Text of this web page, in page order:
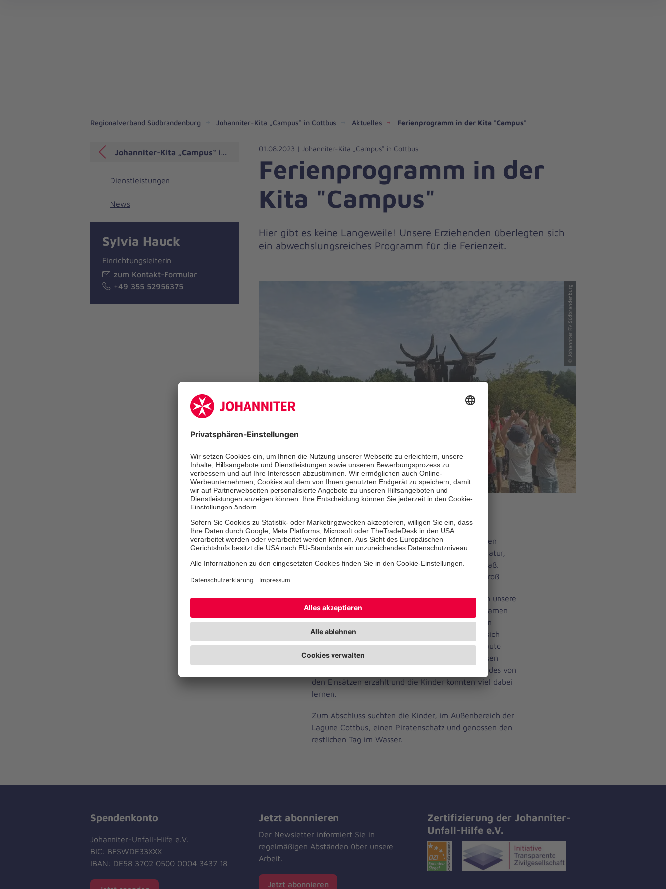
Regionalverband Südbrandenburg Johanniter-Kita „Campus“ in Cottbus Aktuelles Ferienprogramm in der Kita "Campus"
01.08.2023 | Johanniter-Kita „Campus“ in Cottbus
Ferienprogramm in der
Kita "Campus"
Hier gibt es keine Langeweile! Unsere Erziehenden überlegten sich
ein abwechslungsreiches Programm für die Ferienzeit.
© Johanniter RV Südbrandenburg
In der ersten Woche stand das Thema Natur im
Vordergrund. Mit dem Bus fuhren die Kinder zu den
Aueroxen nach Dissen. Hier erkundeten sie die Natur,
tobten, malten Bilder und hatten einen Riesenspaß.
Abschließend gab es ein Picknick für Klein und Groß.
In der darauffolgenden Woche beschäftigten sich unsere
Schützlinge mit dem Thema Notdienste. Wir bekamen
Besuch von der Feuerwehr, der Polizei und einem
Johanniter-Rettungswagen. Die Kinder konnten sich
selber am Feuerlöscher ausprobieren, im Polizeiauto
sitzen und sich im Rettungswagen den Puls messen
lassen. Es wurden viele Fragen gestellt, Spannendes von
den Einsätzen erzählt und die Kinder konnten viel dabei
lernen.
Zum Abschluss suchten die Kinder, im Außenbereich der
Lagune Cottbus, einen Piratenschatz und genossen den
restlichen Tag im Wasser.
Johanniter-Kita „Campus“ in Cottbus
Dienstleistungen
News
Sylvia Hauck
Einrichtungsleiterin
zum Kontakt-Formular
+49 355 52956375
Spendenkonto
Johanniter-Unfall-Hilfe e.V.
BIC: BFSWDE33XXX
IBAN: DE58 3702 0500 0004 3437 18
Jetzt abonnieren
Der Newsletter informiert Sie in
regelmäßigen Abständen über unsere
Arbeit.
Jetzt abonnieren
Zertifizierung der Johanniter-
Unfall-Hilfe e.V.